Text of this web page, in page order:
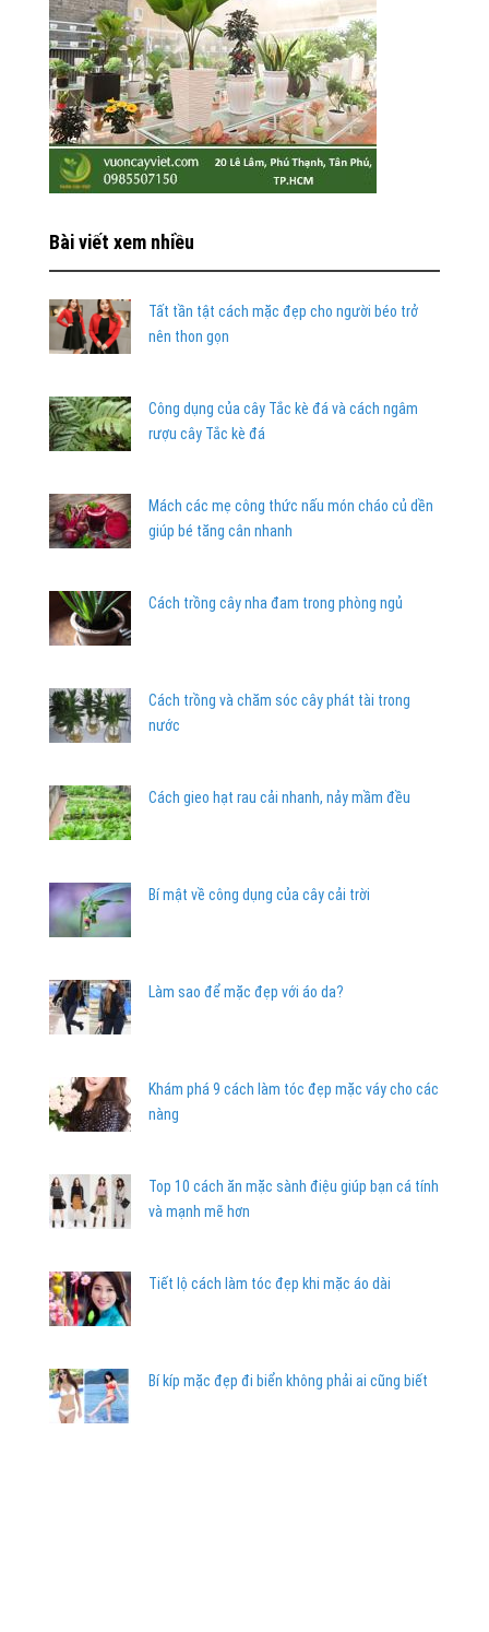
Bài viết xem nhiều
Tất tần tật cách mặc đẹp cho người béo trở
nên thon gọn
Công dụng của cây Tắc kè đá và cách ngâm
rượu cây Tắc kè đá
Mách các mẹ công thức nấu món cháo củ dền
giúp bé tăng cân nhanh
Cách trồng cây nha đam trong phòng ngủ
Cách trồng và chăm sóc cây phát tài trong
nước
Cách gieo hạt rau cải nhanh, nảy mầm đều
Bí mật về công dụng của cây cải trời
Làm sao để mặc đẹp với áo da?
Khám phá 9 cách làm tóc đẹp mặc váy cho các
nàng
Top 10 cách ăn mặc sành điệu giúp bạn cá tính
và mạnh mẽ hơn
Tiết lộ cách làm tóc đẹp khi mặc áo dài
Bí kíp mặc đẹp đi biển không phải ai cũng biết